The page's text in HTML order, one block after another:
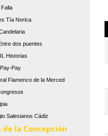
Tía Norica
dos puentes
Historias
Pay
Flamenco de la Merced
Salesianos Cádiz
de la Concepción